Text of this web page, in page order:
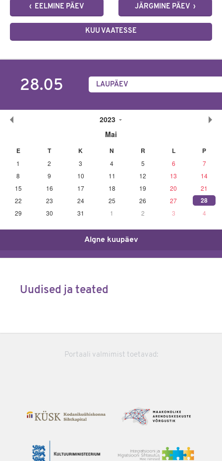
‹ EELMINE PÄEV JÄRGMINE PÄEV ›
KUU VAATESSE
28.05 LAUPÄEV
2023
Mai
E T K N R L P
1 2 3 4 5 6
7
8
9 10 11 12 13
14
15
16 17 18 19 20
21
22
23 24 25 26 27 28
29 30 31 1 2 3 4
Algne kuupäev
Uudised ja teated
Portaali valmimist toetavad: